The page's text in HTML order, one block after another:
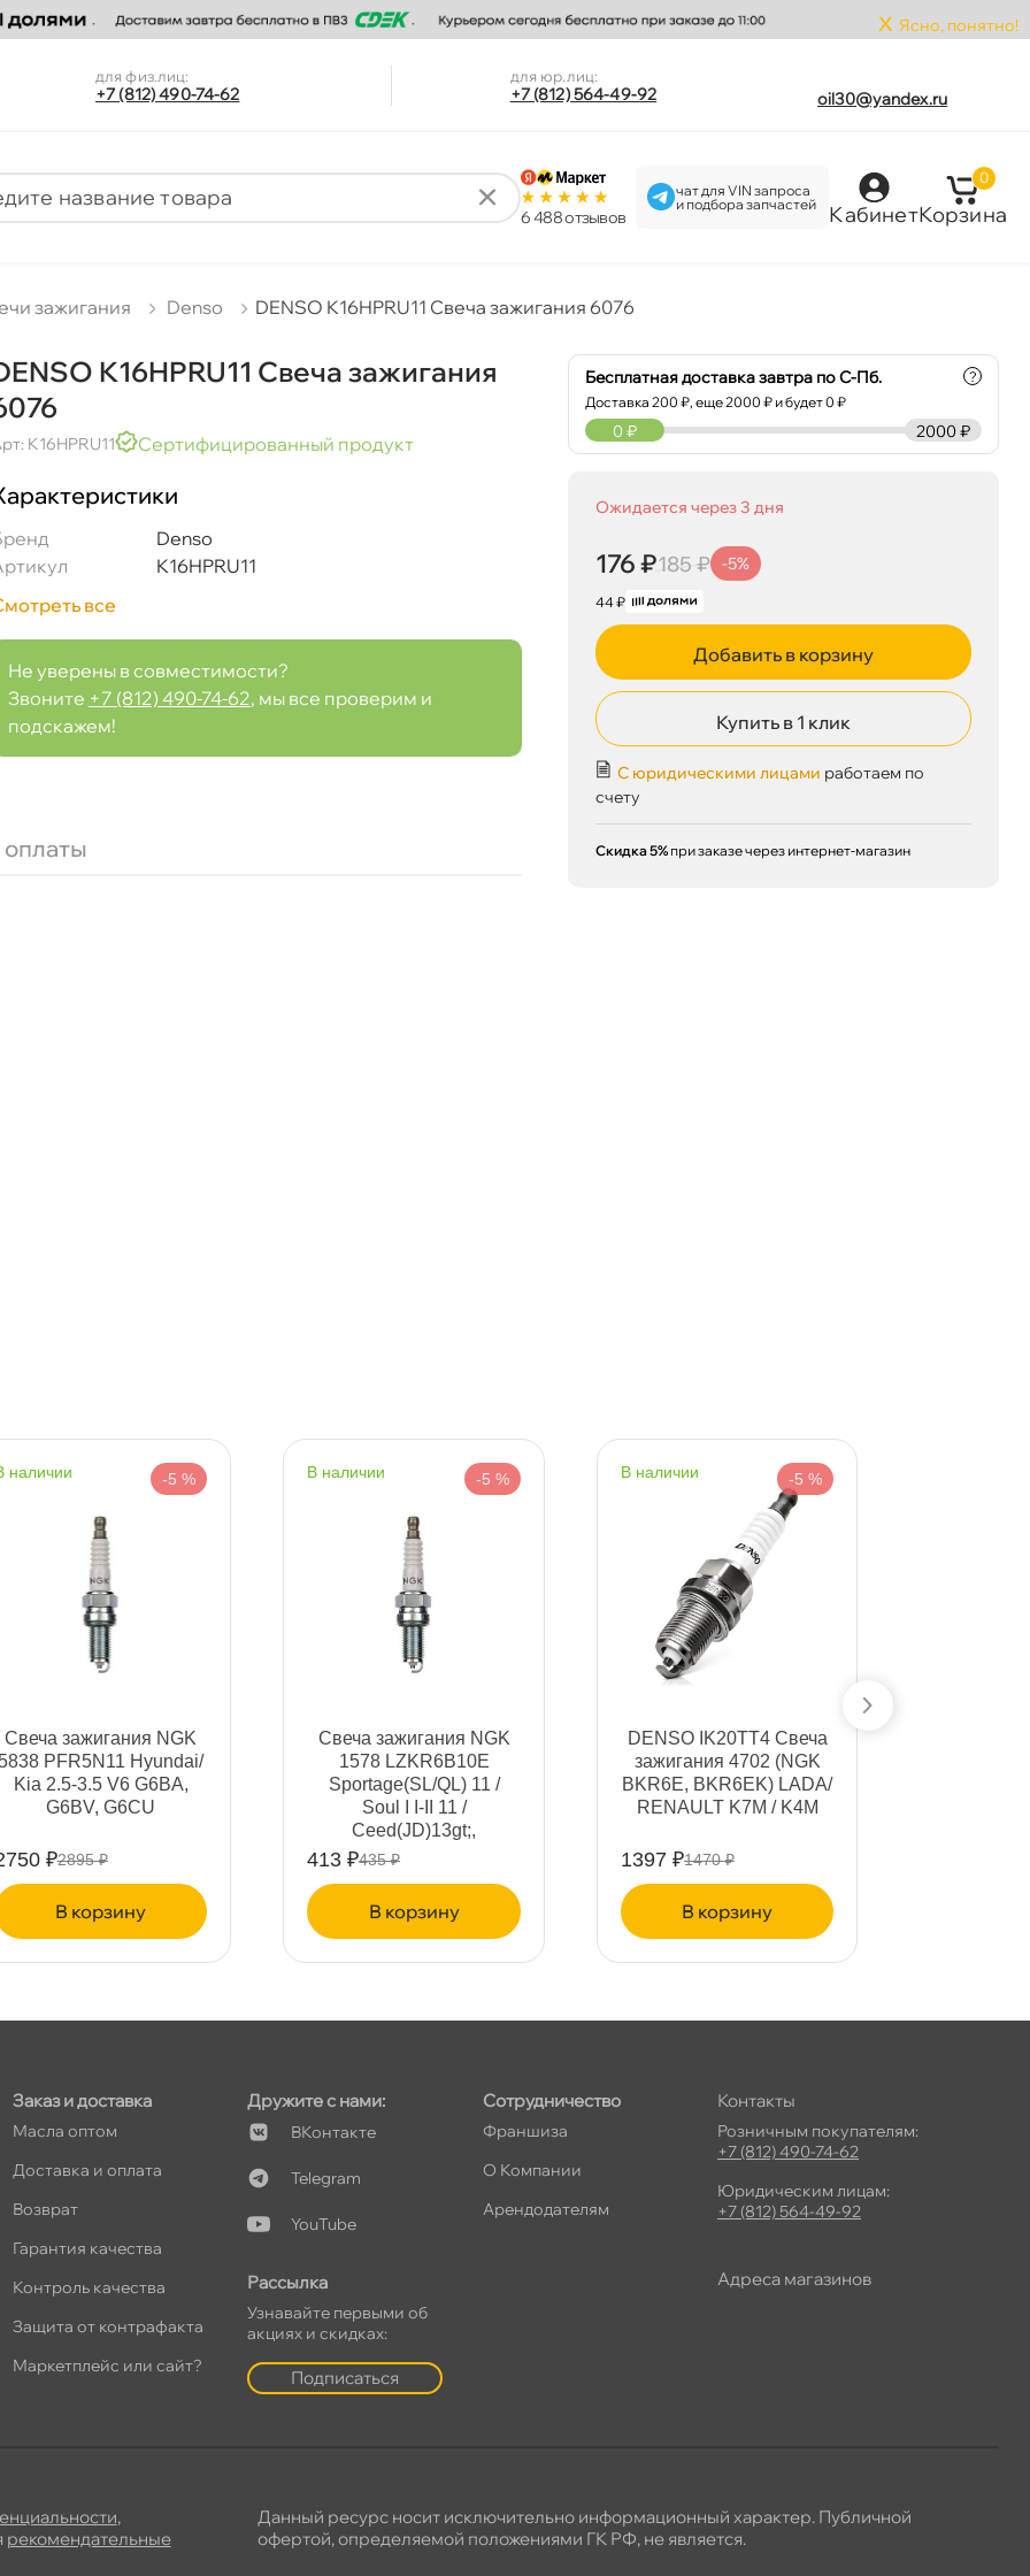
x Ясно, понятно!
для физ.лиц:
+7 (812) 490-74-62
для юр.лиц:
+7 (812) 564-49-92 oil30@yandex.ru
6 488 отзыво
чат для VIN запроса
и подбора запчастей
Кабинет
0
Корзина
зажигания Denso DENSO K16HPRU11 Свеча зажигания 6076
K16HPRU11 Свеча зажигания
K16HPRU11 Сертифицированный продукт
Denso
K16HPRU11
все
Не уверены в совместимости?
Звоните +7 (812) 490-74-62, мы все проверим и
подскажем!
Бесплатная доставка завтра по С-Пб.
Доставка200 ₽, еще2000 ₽ и будет 0 ₽
?
2000 ₽
0 ₽
Ожидается через 3 дня
176 ₽185 ₽ -5%
44 ₽
Добавить в корзину
Купить в 1 клик
С юридическими лицами работаем по
счету
Скидка 5% при заказе через интернет-магазин
-5 %
Свеча зажигания NGK
5838 PFR5N11 Hyundai/
Kia 2.5-3.5 V6 G6BA,
G6BV, G6CU
₽2895 ₽
корзину
наличии -5 %
Свеча зажигания NGK
1578 LZKR6B10E
Sportage(SL/QL) 11 /
Soul I I-II 11 /
Ceed(JD)13gt;,
413 ₽435 ₽
корзину
наличии -5 %
DENSO IK20TT4 Свеча
зажигания 4702 (NGK
BKR6E, BKR6EK) LADA/
RENAULT K7M / K4M
1397 ₽1470 ₽
корзину
Заказ и доставка
Масла оптом
Доставка и оплата
озврат
Гарантия качества
Контроль качества
Защита от контрафакта
Маркетплейс или сайт?
Дружите с нами:
Контакте
Telegram
YouTube
Рассылка
Узнавайте первыми о
акциях и скидках:
Подписаться
Сотрудничество
Франшиза
О Компании
Арендодателям
Контакты
Розничным покупателям:
+7 (812) 490-74-62
Юридическим лицам:
+7 (812) 564-49-92
Адреса магазино
,
рекомендательные
Данный ресурс носит исключительно информационный характер. Публичной
офертой, определяемой положениями ГК РФ, не является.